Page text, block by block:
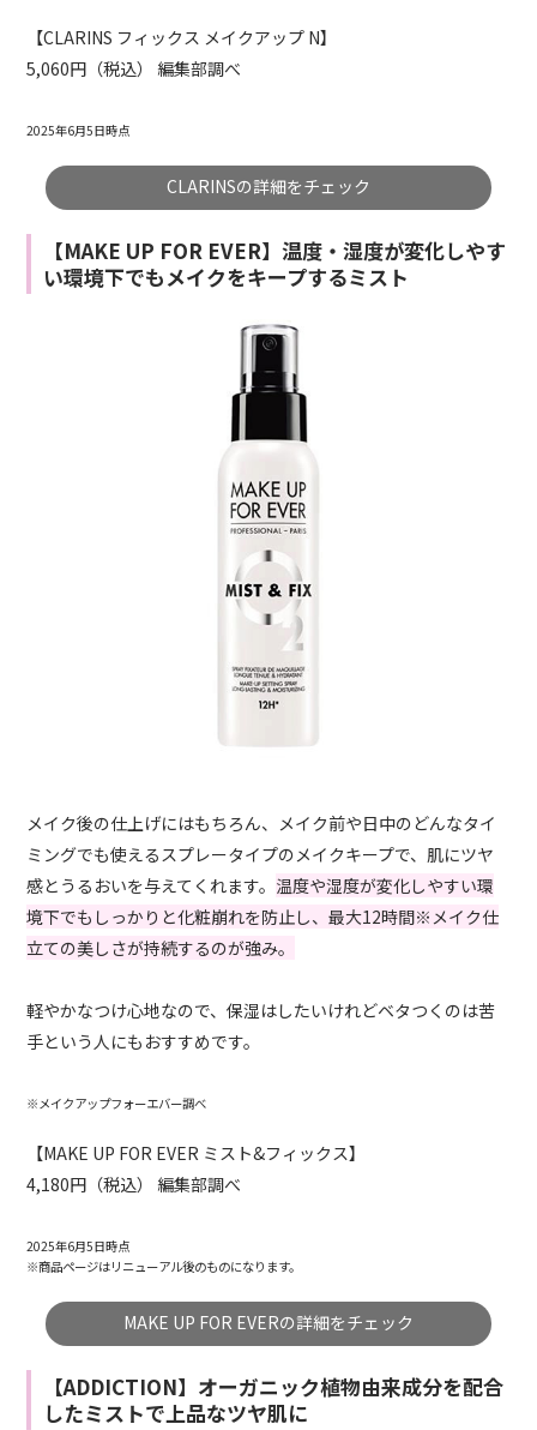
【CLARINS フィックス メイクアップ N】
5,060円（税込） 編集部調べ
2025年6月5日時点
CLARINSの詳細をチェック
【MAKE UP FOR EVER】温度・湿度が変化しやす
い環境下でもメイクをキープするミスト
メイク後の仕上げにはもちろん、メイク前や日中のどんなタイ
ミングでも使えるスプレータイプのメイクキープで、肌にツヤ
感とうるおいを与えてくれます。 温度や湿度が変化しやすい環
境下でもしっかりと化粧崩れを防止し、最大12時間※メイク仕
立ての美しさが持続するのが強み。
軽やかなつけ心地なので、保湿はしたいけれどベタつくのは苦
手という人にもおすすめです。
※メイクアップフォーエバー調べ
【MAKE UP FOR EVER ミスト&フィックス】
4,180円（税込） 編集部調べ
2025年6月5日時点
※商品ページはリニューアル後のものになります。
MAKE UP FOR EVERの詳細をチェック
【ADDICTION】オーガニック植物由来成分を配合
したミストで上品なツヤ肌に